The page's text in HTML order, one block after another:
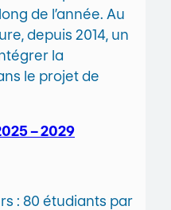
de l’année. Au
depuis 2014, un
la
le projet de
– 2029
: 80 étudiants par